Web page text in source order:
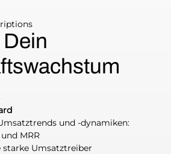
und -dynamiken:
MRR
starke Umsatztreiber